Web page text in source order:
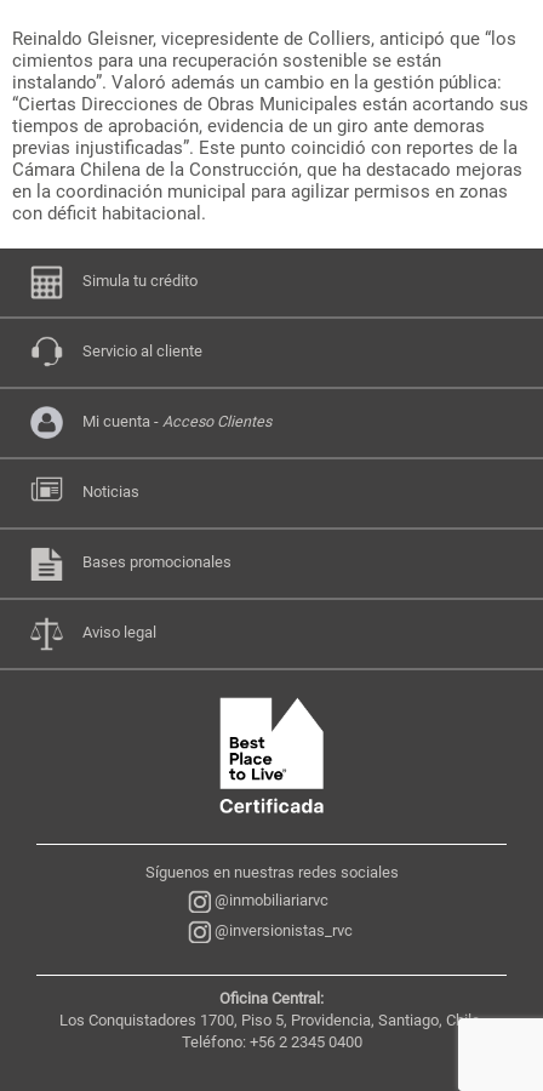
Reinaldo Gleisner, vicepresidente de Colliers, anticipó que “los
cimientos para una recuperación sostenible se están
instalando”. Valoró además un cambio en la gestión pública:
“Ciertas Direcciones de Obras Municipales están acortando sus
tiempos de aprobación, evidencia de un giro ante demoras
previas injustificadas”. Este punto coincidió con reportes de la
Cámara Chilena de la Construcción, que ha destacado mejoras
en la coordinación municipal para agilizar permisos en zonas
con déficit habitacional.
Simula tu crédito
Servicio al cliente
Mi cuenta - Acceso Clientes
Noticias
Bases promocionales
Aviso legal
Síguenos en nuestras redes sociales
@inmobiliariarvc
@inversionistas_rvc
Oficina Central:
Los Conquistadores 1700, Piso 5, Providencia, Santiago, Chile,
Teléfono: +56 2 2345 0400